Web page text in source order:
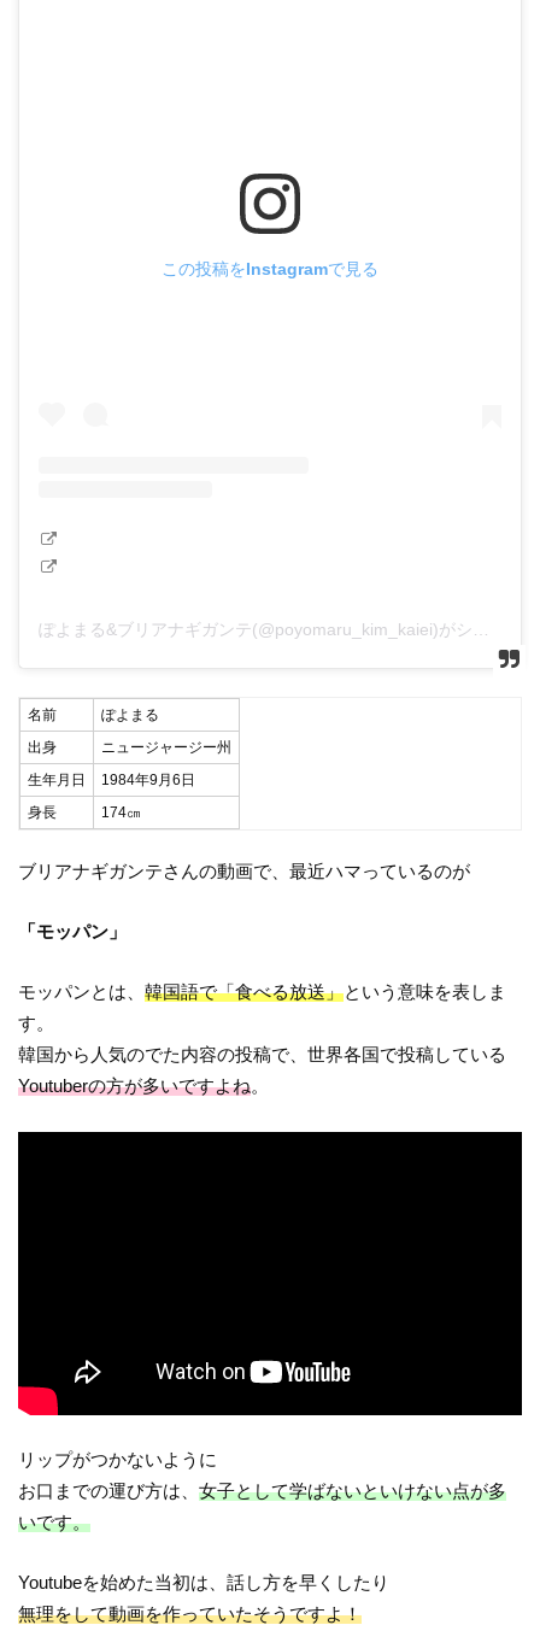
この投稿をInstagramで見る
名前
ぽよまる
出身
ニュージャージー州
生年月日
1984年9月6日
身長
174㎝
ブリアナギガンテさんの動画で、最近ハマっているのが
「モッパン」
モッパンとは、韓国語で「食べる放送」という意味を表しま
す。
韓国から人気のでた内容の投稿で、世界各国で投稿している
Youtuberの方が多いですよね。
リップがつかないように
お口までの運び方は、女子として学ばないといけない点が多
いです。
Youtubeを始めた当初は、話し方を早くしたり
無理をして動画を作っていたそうですよ！